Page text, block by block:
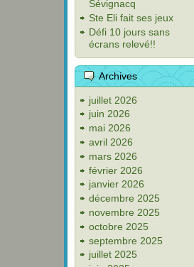
Sévignacq
Ste Eli fait ses jeux
Défi 10 jours sans
écrans relevé!!
Archives
juillet 2026
juin 2026
mai 2026
avril 2026
mars 2026
février 2026
janvier 2026
décembre 2025
novembre 2025
octobre 2025
septembre 2025
juillet 2025